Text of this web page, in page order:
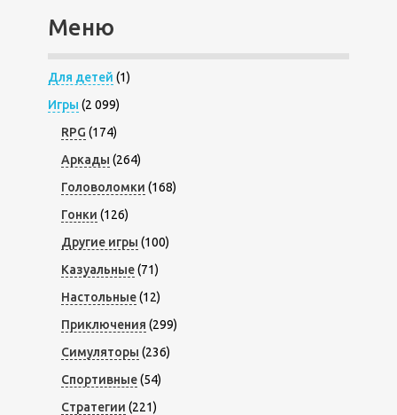
Меню
Для детей (1)
Игры (2 099)
RPG (174)
Аркады (264)
Головоломки (168)
Гонки (126)
Другие игры (100)
Казуальные(71)
Настольные(12)
Приключения (299)
Симуляторы (236)
Спортивные(54)
Стратегии (221)